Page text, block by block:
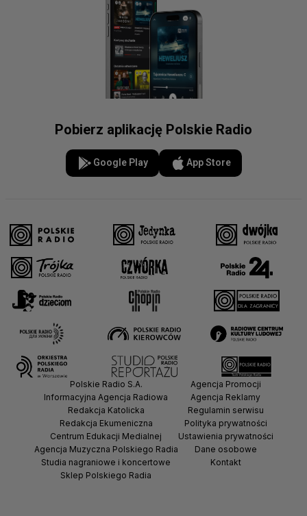
Pobierz aplikację Polskie Radio
Google Play App Store
Polskie Radio S.A.
Informacyjna Agencja Radiowa
Redakcja Katolicka
Redakcja Ekumeniczna
Centrum Edukacji Medialnej
Agencja Muzyczna Polskiego Radia
Studia nagraniowe i koncertowe
Sklep Polskiego Radia
Agencja Promocji
Agencja Reklamy
Regulamin serwisu
Polityka prywatności
Ustawienia prywatności
Dane osobowe
Kontakt